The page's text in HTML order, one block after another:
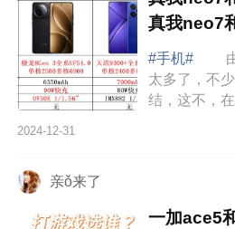
真我neo7
#手机#
由
太多了，不
结，这不，
比红米K80
2024-12-31
亲ǒ来了
一加ace5